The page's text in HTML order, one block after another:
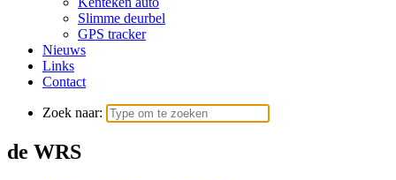
Slimme deurbel
GPS tracker
Nieuws
Links
Contact
Zoek naar:
de WRS